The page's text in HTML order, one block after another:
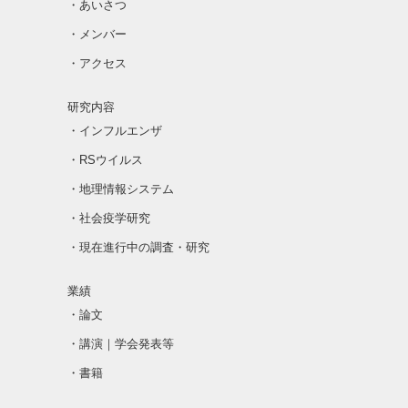
・あいさつ
・メンバー
・アクセス
研究内容
・インフルエンザ
・RSウイルス
・地理情報システム
・社会疫学研究
・現在進行中の調査・研究
業績
・論文
・講演｜学会発表等
・書籍